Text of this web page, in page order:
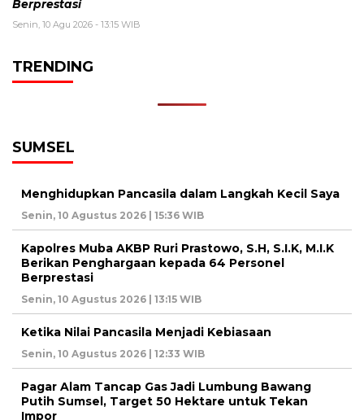
Berprestasi
Senin, 10 Agu 2026 - 13:15 WIB
TRENDING
SUMSEL
Menghidupkan Pancasila dalam Langkah Kecil Saya
Senin, 10 Agustus 2026 | 15:36 WIB
Kapolres Muba AKBP Ruri Prastowo, S.H, S.I.K, M.I.K
Berikan Penghargaan kepada 64 Personel
Berprestasi
Senin, 10 Agustus 2026 | 13:15 WIB
Ketika Nilai Pancasila Menjadi Kebiasaan
Senin, 10 Agustus 2026 | 12:33 WIB
Pagar Alam Tancap Gas Jadi Lumbung Bawang
Putih Sumsel, Target 50 Hektare untuk Tekan
Impor